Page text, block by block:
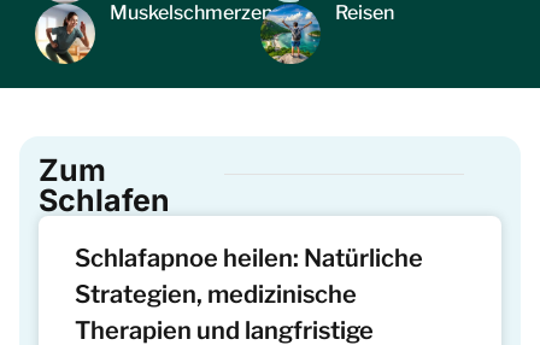
Muskelschmerzen Reisen
Zum
Schlafen
Schlafapnoe heilen: Natürliche
Strategien, medizinische
Therapien und langfristige